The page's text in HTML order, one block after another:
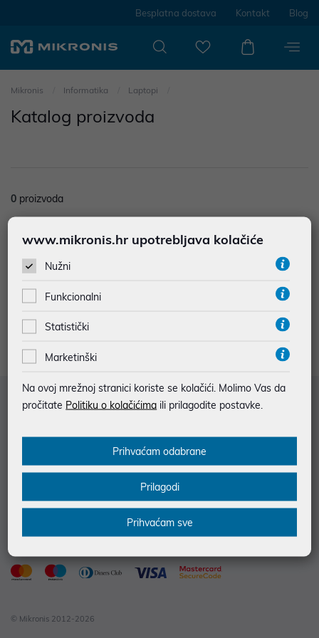
Besplatna dostava Kontakt Blog
Mikronis Informatika Laptopi
Katalog proizvoda
0 proizvoda
Nisu prodađeni rezultati u kategoriji
Filtriraj
proizvoda
Služba za korisnike
© Mikronis 2012-2026
www.mikronis.hr upotrebljava kolačiće
Nužni
Funkcionalni
Statistički
Marketinški
Na ovoj mrežnoj stranici koriste se kolačići. Molimo Vas da
pročitate Politiku o kolačićima ili prilagodite postavke.
Prihvaćam odabrane
Prilagodi
Prihvaćam sve